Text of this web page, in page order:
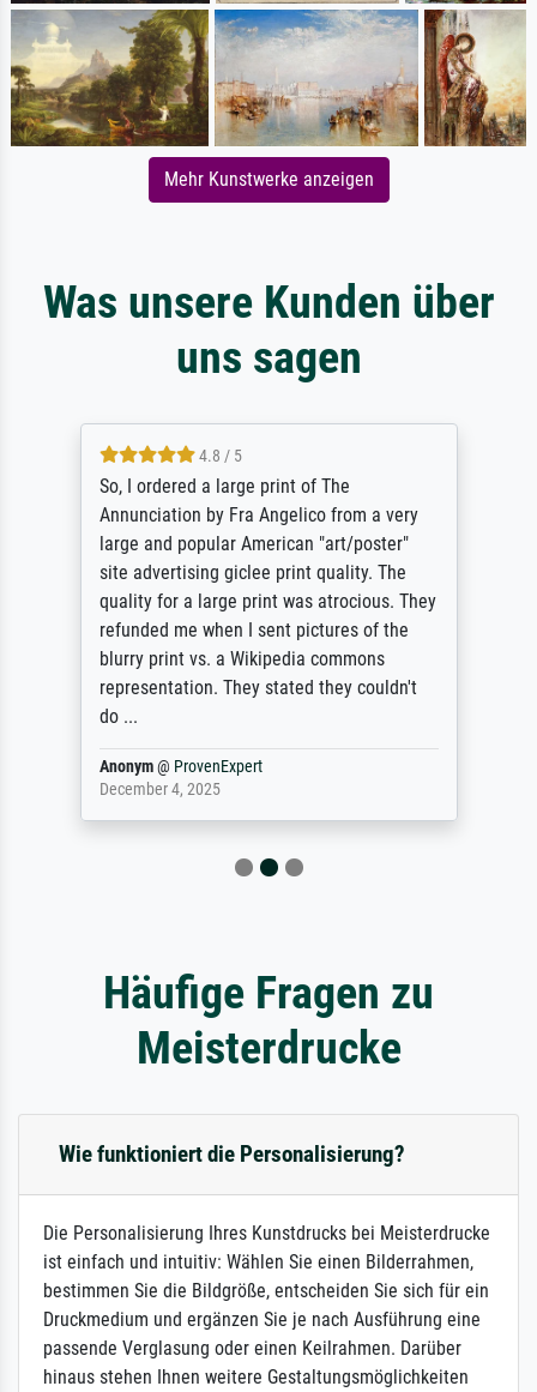
Mehr Kunstwerke anzeigen
Was unsere Kunden über
uns sagen
4.8 / 5
So, I ordered a large print of The
Annunciation by Fra Angelico from a very
large and popular American "art/poster"
site advertising giclee print quality. The
quality for a large print was atrocious. They
refunded me when I sent pictures of the
blurry print vs. a Wikipedia commons
representation. They stated they couldn't
do ...
Anonym@ ProvenExpert
December 4, 2025
Häufige Fragen zu
Meisterdrucke
Wie funktioniert die Personalisierung?
Die Personalisierung Ihres Kunstdrucks bei Meisterdrucke
ist einfach und intuitiv: Wählen Sie einen Bilderrahmen,
bestimmen Sie die Bildgröße, entscheiden Sie sich für ein
Druckmedium und ergänzen Sie je nach Ausführung eine
passende Verglasung oder einen Keilrahmen. Darüber
hinaus stehen Ihnen weitere Gestaltungsmöglichkeiten